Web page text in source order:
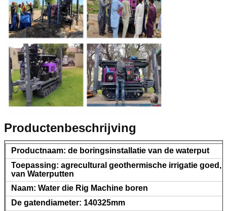
Productenbeschrijving
Productnaam: de boringsinstallatie van de waterput
Toepassing: agrecultural geothermische irrigatie goed,
van Waterputten
Naam: Water die Rig Machine boren
De gatendiameter: 140325mm